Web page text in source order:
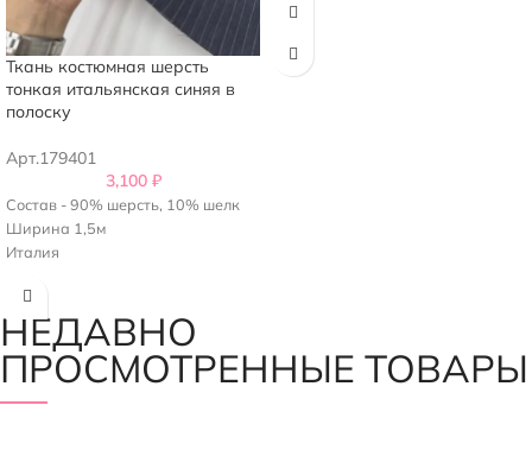
Ткань костюмная шерсть
тонкая итальянская синяя в
полоску
Арт.179401
3,100 ₽
Состав - 90% шерсть, 10% шелк
Ширина 1,5м
Италия
НЕДАВНО
ПРОСМОТРЕННЫЕ ТОВАРЫ